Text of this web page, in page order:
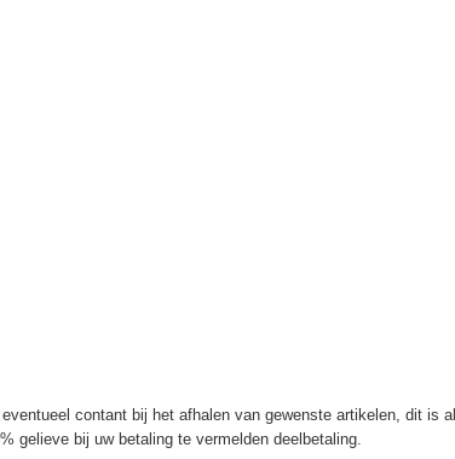
contant bij het afhalen van gewenste artikelen, dit
gelieve bij uw betaling te vermelden deelbetaling.